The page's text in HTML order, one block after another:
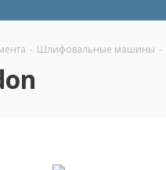
- Шлифовальные машины -